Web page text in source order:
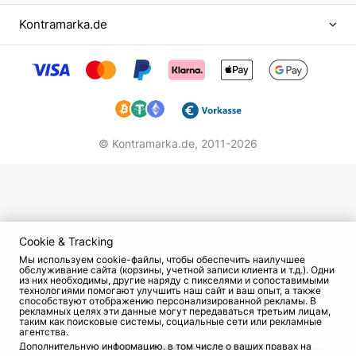
курсы и приняла решение поступать в
биотехнический вуз. Все изменилось в один
момент. На школьном спектакле ее заметила
выбрать другой путь — поступить в
привело родных в шок. Но желание развивать
поступила на курс Симонова. А родители,
которые не были рады такому решению, вскоре
любовались и восхищались своей дочерью,
наблюдая за игрой из зала.
Начало творческого пути
В кино Катя дебютировала еще в студенчестве.
Kontramarka.de
© Kontramarka.de, 2011-2026
Cookie & Tracking
Мы используем cookie-файлы, чтобы обеспечить наилучшее
обслуживание сайта (корзины, учетной записи клиента и т.д.). Одни
из них необходимы, другие наряду с пикселями и сопоставимыми
технологиями помогают улучшить наш сайт и ваш опыт, а также
способствуют отображению персонализированной рекламы. В
рекламных целях эти данные могут передаваться третьим лицам,
таким как поисковые системы, социальные сети или рекламные
агентства.
Дополнительную информацию, в том числе о ваших правах на